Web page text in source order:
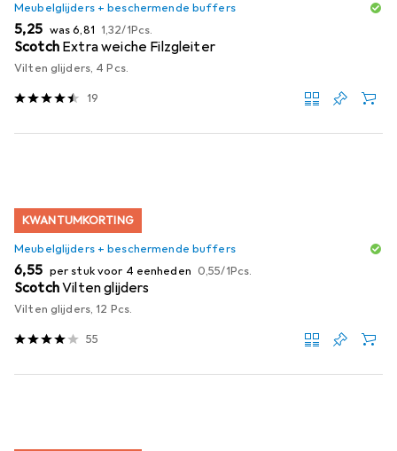
Meubelglijders + beschermende buffers
EUR
5,25 wasEUR
6,81 EUR
1,32/1Pcs.
Scotch Extra weiche Filzgleiter
Vilten glijders, 4 Pcs.
19
KWANTUMKORTING
Meubelglijders + beschermende buffers
EUR
6,55 per stuk voor 4 eenheden EUR
0,55/1Pcs.
ScotchVilten glijders
Vilten glijders, 12 Pcs.
55